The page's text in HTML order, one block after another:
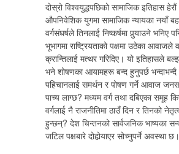
दोस्रो विश्वयुद्धपछिको सामाजिक इतिहास
औपनिवेशिक युगमा सामाजिक न्यायका नयाँ
वर्गसंघर्षले तिनलाई निष्कर्षमा पुर्‍याउने भनिए
भूभागमा राष्ट्रियताको पक्षमा उठेका आवाजले
क्रान्तिलाई मत्थर गरिदिए। यो इतिहासले
भने शोषणका आयामहरू बन्द हुनुपर्छ भन्दाभन्दै
पहिचानलाई समर्थन र पोषण गर्ने आवाज
पाच्य लाग्छ? मध्यम वर्ग तथा दबिएका समूह
वर्गलाई नै राजनीतिमा ठाउँ दिन र तिनको
हुन्छन्? देश चिन्तनको सार्वजनिक भाष्यका
जटिल पक्षबारे दोहोर्‍याएर सोच्नुपर्ने अवस्था छ।